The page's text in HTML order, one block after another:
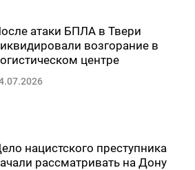
атаки БПЛА в Твери
возгорание в
центре
нацистского преступника
рассматривать на Дону